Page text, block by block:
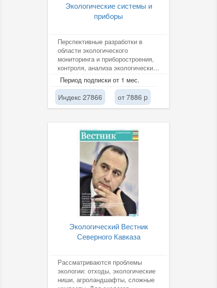
Экологические системы и
приборы
Перспективные разработки в
области экологического
мониторинга и приборостроения,
контроля, анализа экологических
систем обеспечения
безопасности...
Период подписки от 1 мес.
Индекс 27866 от 7886 p
Экологический Вестник
Северного Кавказа
Рассматриваются проблемы
экологии: отходы, экологические
ниши, агроландшафты, сложные